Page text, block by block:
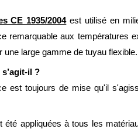
CE 1935/2004est utilisé en
remarquable aux températures
une large gamme de tuyau flexible.
s’agit-il ?
est toujours de mise qu'il
appliquées à tous les